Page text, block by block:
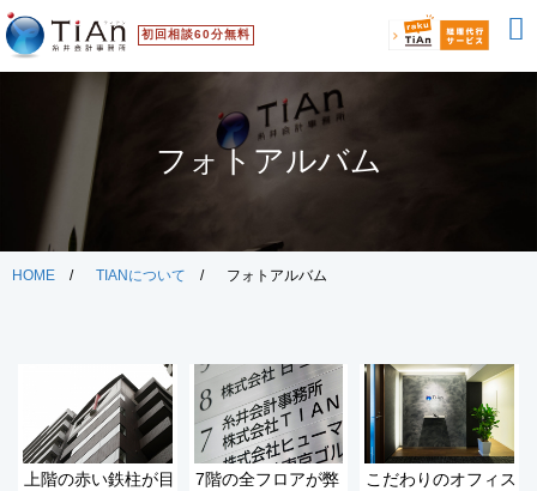
初回相談60分無料
フォトアルバム
HOME TIANについて フォトアルバム
上階の赤い鉄柱が目
7階の全フロアが弊
こだわりのオフィス